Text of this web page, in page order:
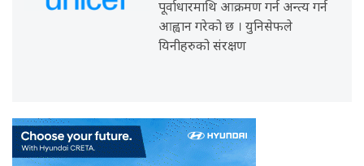
पूर्वाधारमाथि आक्रमण गर्न अन्त्य गर्न
आह्वान गरेको छ । युनिसेफले
यिनीहरुको संरक्षण